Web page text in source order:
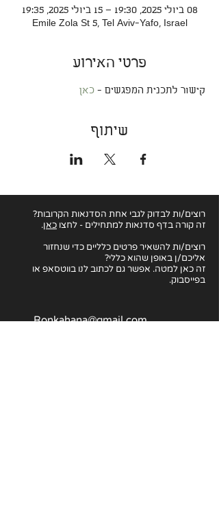
08 ביולי 2025, 19:30 – 15 ביולי 2025, 19:35
Emile Zola St 5, Tel Aviv-Yafo, Israel
פרטי האירוע
קישור לתכנית המפגשים - כאן
שיתוף
רוצים/ות לבדוק לגבי אחת הסדנאות הקרובות?
זה קורה בדף סדנאות למתחילים - לחצו כאן.
רוצים/ות להשאיר פרטים כלליים כדי שנחזור
אליכם/ן באופן שהוא כללי?
זה כאן למטה. אפשר גם לכתוב לנו בווטסאפ או
בפייסבוק.
Ronkahana@gmail.com